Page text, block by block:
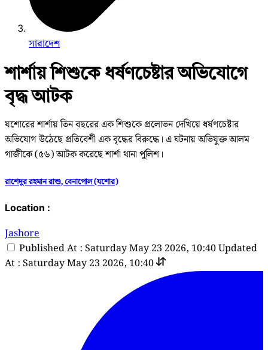
সারাদেশ
শার্শায় শিশুকে ধর্ষণচেষ্টার অভিযোগে
বৃদ্ধ আটক
যশোরের শার্শায় তিন বছরের এক শিশুকে প্রলোভন দেখিয়ে ধর্ষণচেষ্টার
অভিযোগ উঠেছে প্রতিবেশী এক বৃদ্ধের বিরুদ্ধে। এ ঘটনায় অভিযুক্ত আলম
গাজীকে (৫৬) আটক করেছে শার্শা থানা পুলিশ।
রাশেদুর রহমান রাশু, বেনাপোল (যশোর)
Location :
Jashore
Published At : Saturday May 23 2026, 10:40Updated
At : Saturday May 23 2026, 10:40